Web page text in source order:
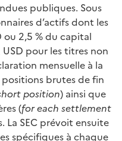
publiques. Sous
d’actifs dont les
ou 2,5 % du capital
pour les titres non
mensuelle à la
positions brutes de fin
position) ainsi que
(foreach settlement
La SEC prévoit ensuite
spécifiques à chaque